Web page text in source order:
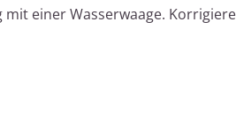
einer Wasserwaage.